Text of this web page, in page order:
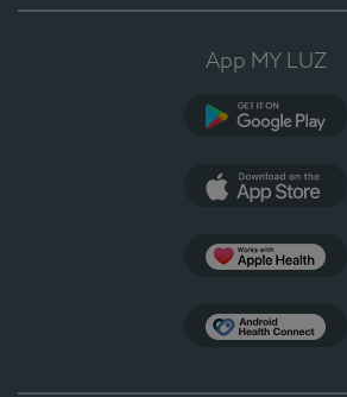
App MY LUZ